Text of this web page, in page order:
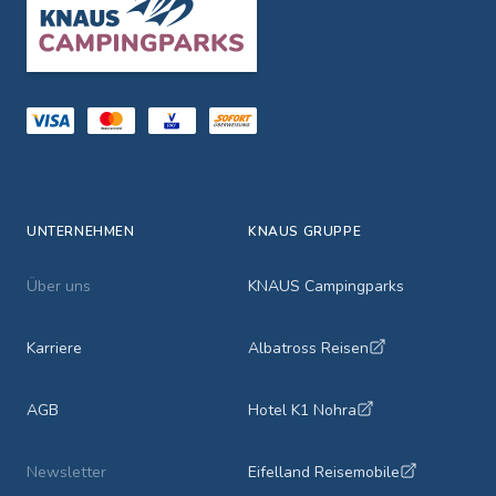
UNTERNEHMEN
Über uns
Karriere
AGB
Newsletter
KNAUS GRUPPE
KNAUS Campingparks
Albatross Reisen
Hotel K1 Nohra
Eifelland Reisemobile